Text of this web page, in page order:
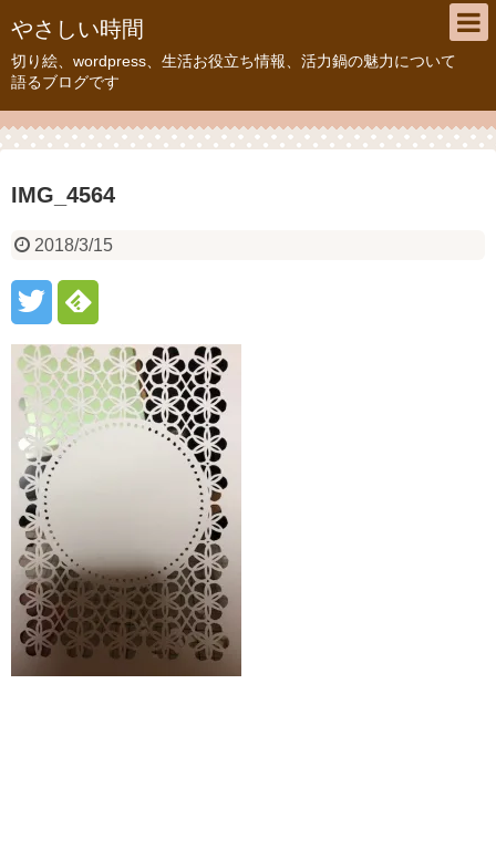
やさしい時間
切り絵、wordpress、生活お役立ち情報、活力鍋の魅力について
語るブログです
IMG_4564
2018/3/15